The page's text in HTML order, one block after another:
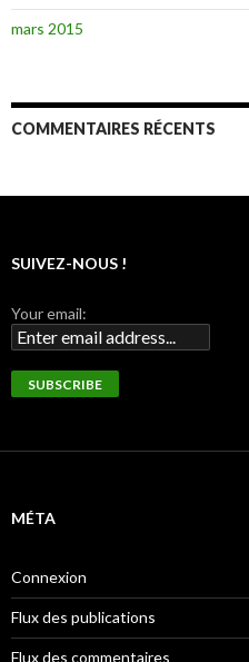
mars 2015
COMMENTAIRES RÉCENTS
SUIVEZ-NOUS !
Your email:
MÉTA
Connexion
Flux des publications
Flux des commentaires